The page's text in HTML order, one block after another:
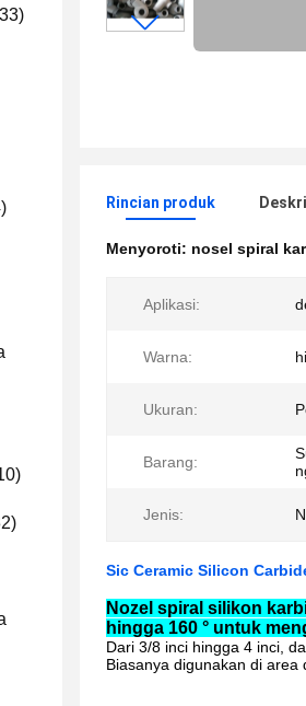
Rincian produk
Menyoroti: nosel spiral
Aplikasi:
Warna:
Ukuran:
Barang:
Jenis:
Sic Ceramic Silicon
Nozel spiral silikon
hingga 160 ° untuk
Dari 3/8 inci hingga 4 inci,
Biasanya digunakan di area